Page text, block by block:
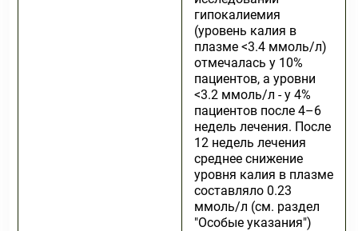
гипокалиемия
(уровень калия в
плазме <3.4 ммоль/л)
отмечалась у 10%
пациентов, а уровни
<3.2 ммоль/л - у 4%
пациентов после 4–6
недель лечения. После
12 недель лечения
среднее снижение
уровня калия в плазме
составляло 0.23
ммоль/л (см. раздел
"Особые указания")